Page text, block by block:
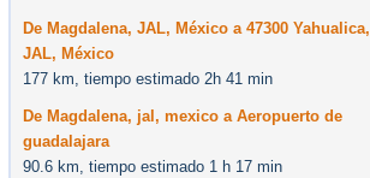
De Magdalena, JAL, México a 47300 Yahualica,
JAL, México
177 km, tiempo estimado 2h 41 min
De Magdalena, jal, mexico a Aeropuerto de
guadalajara
90.6 km, tiempo estimado 1 h 17 min